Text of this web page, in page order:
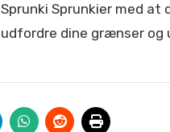
Sprunkier med at
dine grænser